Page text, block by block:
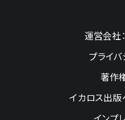
運営会社
プライ
著作
イカロス出